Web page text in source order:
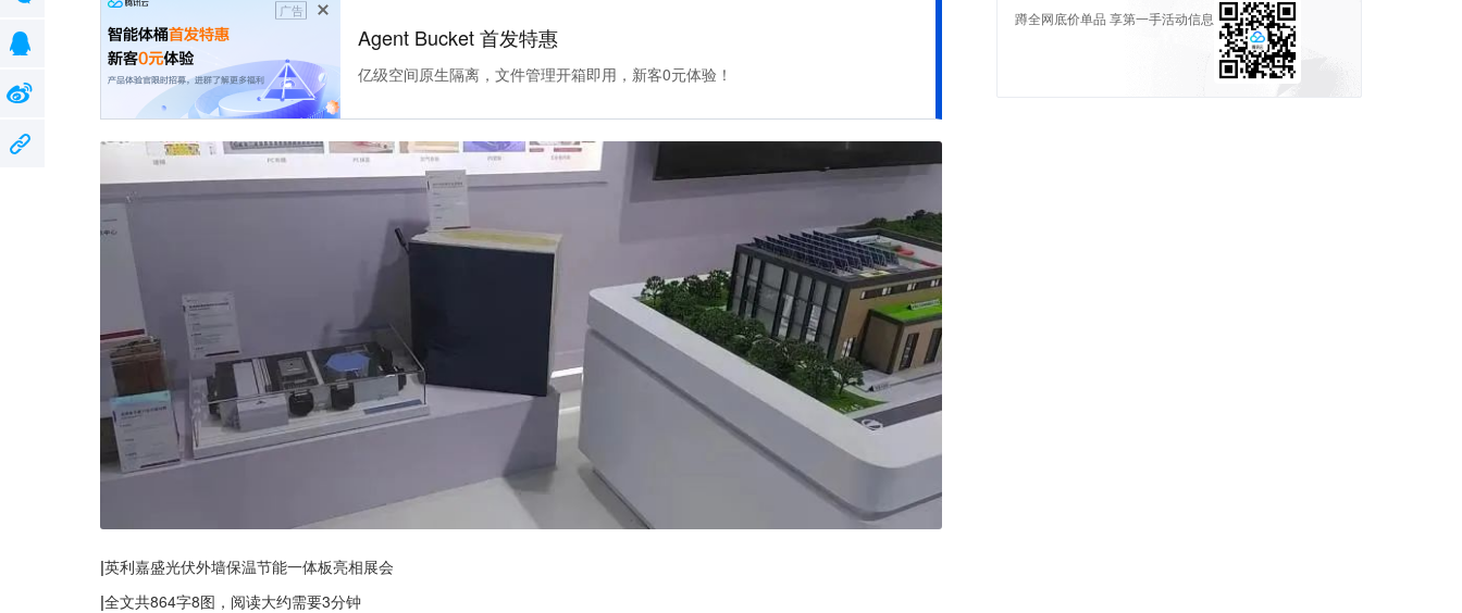
广告
Agent Bucket 首发特惠
亿级空间原生隔离，文件管理开箱即用，新客0元体验！
|英利嘉盛光伏外墙保温节能一体板亮相展会
|全文共864字8图，阅读大约需要3分钟
蹲全网底价单品 享第一手活动信息